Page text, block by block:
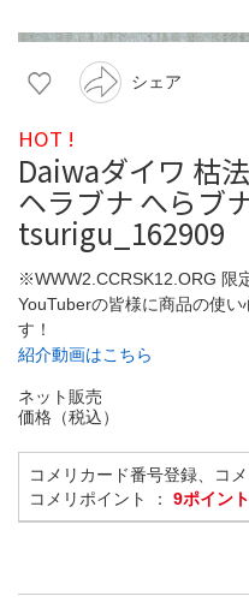
シェア
HOT !
Daiwaダイワ 枯
ヘラブナ へらブ
tsurigu_162909
※WWW2.CCRSK12.ORG 限
YouTuberの皆様に商品の使
す！
紹介動画はこちら
ネット販売
価格（税込）
コメリカード番号登録、コ
コメリポイント ： 9ポイン